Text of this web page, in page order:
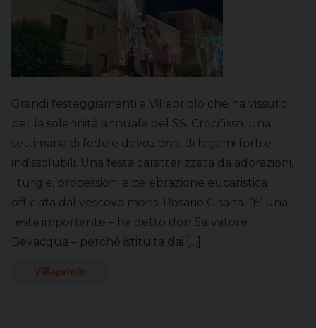
Grandi festeggiamenti a Villapriolo che ha vissuto,
per la solennità annuale del SS. Crocifisso, una
settimana di fede e devozione, di legami forti e
indissolubili. Una festa caratterizzata da adorazioni,
liturgie, processioni e celebrazione eucaristica
officiata dal vescovo mons. Rosario Gisana. “E’ una
festa importante – ha detto don Salvatore
Bevacqua – perché istituita dai […]
Villapriolo